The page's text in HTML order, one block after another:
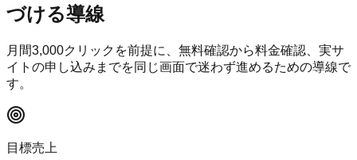
づける導線
月間3,000クリックを前提に、無料確認から料金確認、実サ
イトの申し込みまでを同じ画面で迷わず進めるための導線で
す。
目標売上